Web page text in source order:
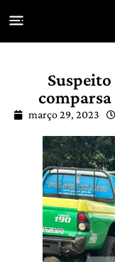
Suspeito
comparsa
março 29, 2023